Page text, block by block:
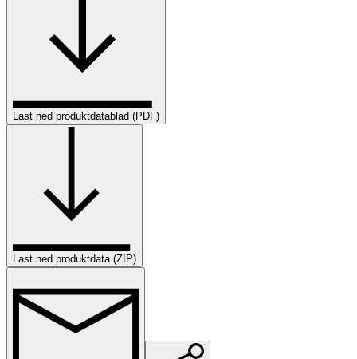
Last ned produktdatablad (PDF)
Last ned produktdata (ZIP)